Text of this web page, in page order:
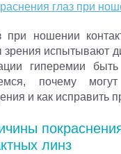
глаз при
при ношении
зрения испытывают
гиперемии
почему могут
и как исправить
линз